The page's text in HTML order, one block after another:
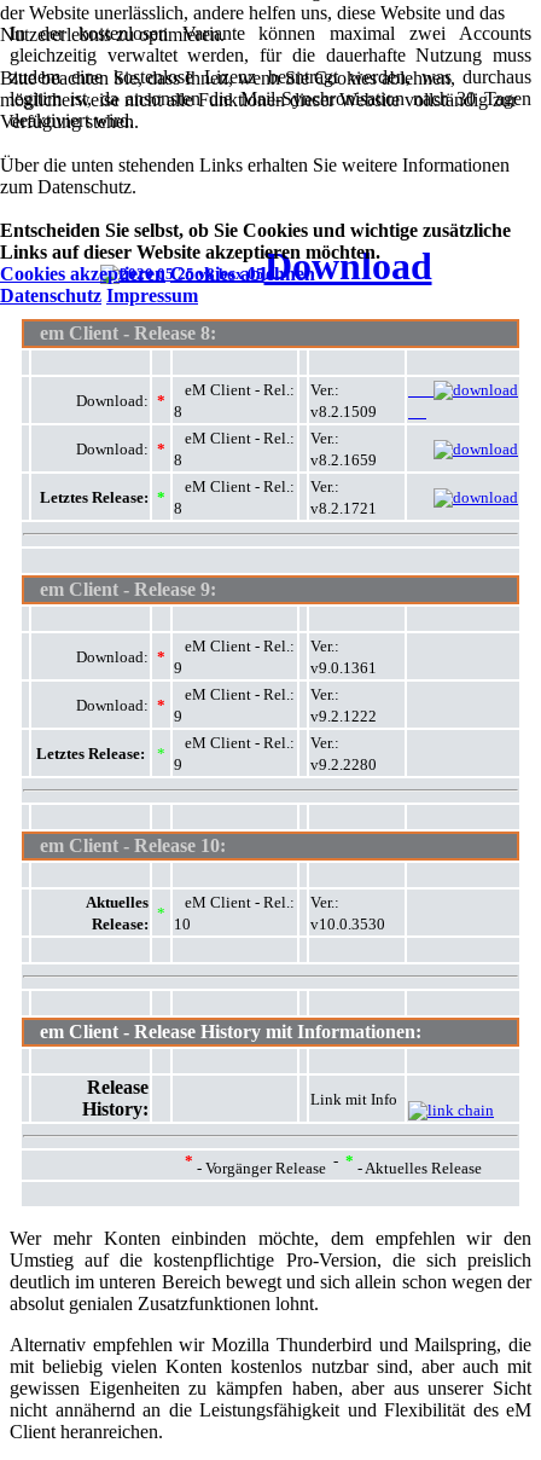
In der kostenlosen Variante können maximal zwei Accounts
gleichzeitig verwaltet werden, für die dauerhafte Nutzung muss
zudem eine kostenlose Lizenz beantragt werden, was durchaus
legitim ist, da ansonsten die Mail-Synchronisation nach 30 Tagen
deaktiviert wird.
Download
em Client - Release 8:
Download: *
eM Client - Rel.:
8
Ver.:
v8.2.1509
Download: *
eM Client - Rel.:
8
Ver.:
v8.2.1659
Letztes Release: *
eM Client - Rel.:
8
Ver.:
v8.2.1721
em Client - Release 9:
Download: *
eM Client - Rel.:
9
Ver.:
v9.0.1361
Download: *
eM Client - Rel.:
9
Ver.:
v9.2.1222
Letztes Release: *
eM Client - Rel.:
9
Ver.:
v9.2.2280
em Client - Release 10:
Aktuelles
Release:
*
eM Client - Rel.:
10
Ver.:
v10.0.3530
em Client - Release History mit Informationen:
Release
History:
Link mit Info
* - Vorgänger Release - * - Aktuelles Release
Wer mehr Konten einbinden möchte, dem empfehlen wir den
Umstieg auf die kostenpflichtige Pro-Version, die sich preislich
deutlich im unteren Bereich bewegt und sich allein schon wegen der
absolut genialen Zusatzfunktionen lohnt.
Alternativ empfehlen wir Mozilla Thunderbird und Mailspring, die
mit beliebig vielen Konten kostenlos nutzbar sind, aber auch mit
gewissen Eigenheiten zu kämpfen haben, aber aus unserer Sicht
nicht annähernd an die Leistungsfähigkeit und Flexibilität des eM
Client heranreichen.
der Website unerlässlich, andere helfen uns, diese Website und das
Nutzererlebnis zu optimieren.
Bitte beachten Sie, dass Ihnen, wenn Sie Cookies ablehnen,
möglicherweise nicht alle Funktionen dieser Website vollständig zur
Verfügung stehen.
Über die unten stehenden Links erhalten Sie weitere Informationen
zum Datenschutz.
Entscheiden Sie selbst, ob Sie Cookies und wichtige zusätzliche
Links auf dieser Website akzeptieren möchten.
Cookies akzeptieren Cookies ablehnen
Datenschutz Impressum